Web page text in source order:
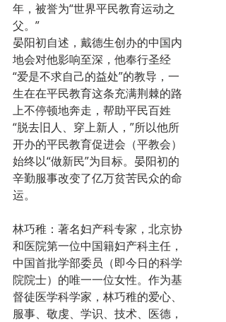
年，被誉为“世界平民教育运动之
父。”
晏阳初自述，戴德生创办的中国内
地会对他影响至深，他奉行圣经
“爱是不求自己的益处”的教导，一
生在在平民教育这条充满荆棘的路
上不停顿地奔走，帮助平民百姓
“脱去旧人、穿上新人，”所以他所
开办的平民教育促进会（平教会）
始终以“做新民”为目标。晏阳初的
辛勤服事改变了亿万贫苦民众的命
运。
林巧稚：著名妇产科专家，北京协
和医院第一位中国籍妇产科主任，
中国首批学部委员（即今日的科学
院院士）的唯一一位女性。作为基
督徒医学科学家，林巧稚的爱心、
服事、敬虔、学识、技术、医德，